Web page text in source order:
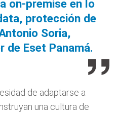
on-premise en lo
protección de
Soria,
de Eset Panamá.
de adaptarse a
una cultura de